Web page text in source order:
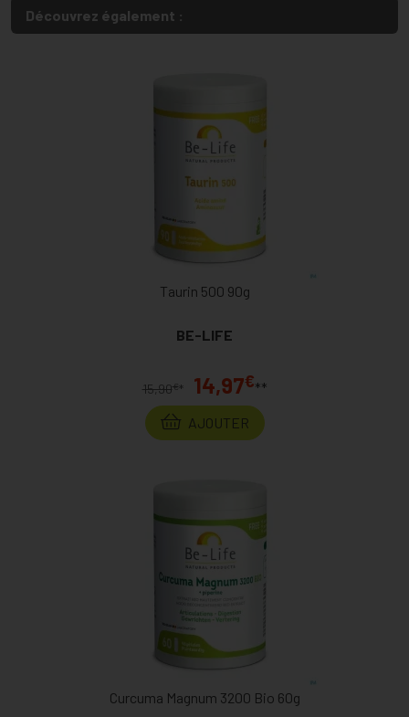
Découvrez également :
Taurin 500 90g
BE-LIFE
15,90€ * 14,97€**
AJOUTER
Curcuma Magnum 3200 Bio 60g